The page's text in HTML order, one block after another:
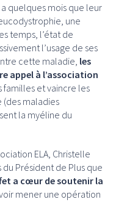
quelques mois que leur
une
temps, l’état de
l’usage de ses
cette maladie, les
appel à l’association
familles et vaincre les
maladies
la myéline du
ELA, Christelle
du Président de Plus que
a cœur de soutenir la
mener une opération